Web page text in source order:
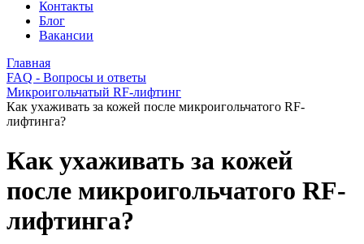
Контакты
Блог
Вакансии
Главная
FAQ - Вопросы и ответы
Микроигольчатый RF-лифтинг
Как ухаживать за кожей после микроигольчатого RF-
лифтинга?
Как ухаживать за кожей
после микроигольчатого RF-
лифтинга?